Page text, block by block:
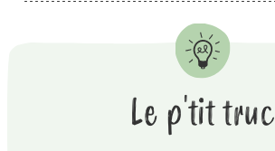
Le p'tit truc